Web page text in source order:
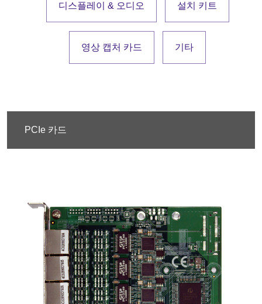
디스플레이 & 오디오 설치 키트
영상 캡처 카드 기타
PCIe 카드